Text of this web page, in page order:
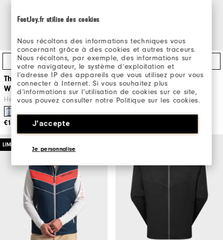
FootJoy.fr utilise des cookies
Nous récoltons des informations techniques vous
concernant grâce à des cookies et autres traceurs.
Nous récoltons, par exemple, des informations sur
votre navigateur, le système d’exploitation et
l’adresse IP des appareils que vous utilisez pour vous
connecter à Internet. Si vous souhaitez plus
d’informations sur l’utilisation de cookies sur ce site,
vous pouvez consulter notre Politique sur les cookies.
J'accepte
Je personnalise
Schnellzugriff
ThermoSeries Lightweight
Weste
Herren Golfbekleidung
€160
Schnellzugriff
ThermoSeries Jacke
Herren Golfbekleidung
€180
LIMITIERTE AUSGABE